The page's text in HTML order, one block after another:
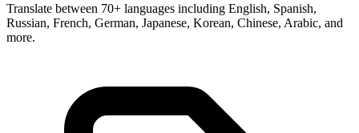
Translate between 70+ languages including English, Spanish,
Russian, French, German, Japanese, Korean, Chinese, Arabic, and
more.